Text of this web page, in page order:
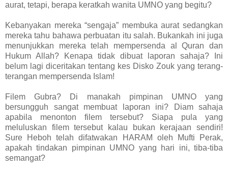
aurat, tetapi, berapa keratkah wanita UMNO yang begitu?
Kebanyakan mereka “sengaja” membuka aurat sedangkan
mereka tahu bahawa perbuatan itu salah. Bukankah ini juga
menunjukkan mereka telah mempersenda al Quran dan
Hukum Allah? Kenapa tidak dibuat laporan sahaja? Ini
belum lagi diceritakan tentang kes Disko Zouk yang terang-
terangan mempersenda Islam!
Filem Gubra? Di manakah pimpinan UMNO yang
bersungguh sangat membuat laporan ini? Diam sahaja
apabila menonton filem tersebut? Siapa pula yang
meluluskan filem tersebut kalau bukan kerajaan sendiri!
Sure Heboh telah difatwakan HARAM oleh Mufti Perak,
apakah tindakan pimpinan UMNO yang hari ini, tiba-tiba
semangat?